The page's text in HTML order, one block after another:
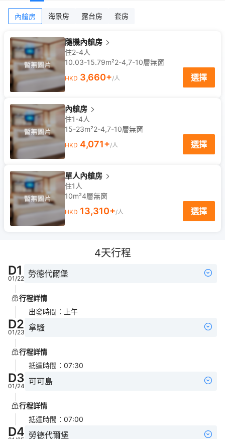
內艙房 海景房 露台房 套房
隨機內艙房
住2-4人
10.03-15.79m²2-4,7-10層無窗
HKD 3,660+/人 選擇
內艙房
住1-4人
15-23m²2-4,7-10層無窗
HKD 4,071+/人 選擇
單人內艙房
住1人
10m²4層無窗
HKD 13,310+/人 選擇
4天行程
D1
01/22 勞德代爾堡
行程詳情
出發時間 ： 上午
D2
01/23 拿騷
行程詳情
抵達時間 ： 07:30
D3
01/24 可可島
行程詳情
抵達時間 ： 07:00
D4 勞德代爾堡